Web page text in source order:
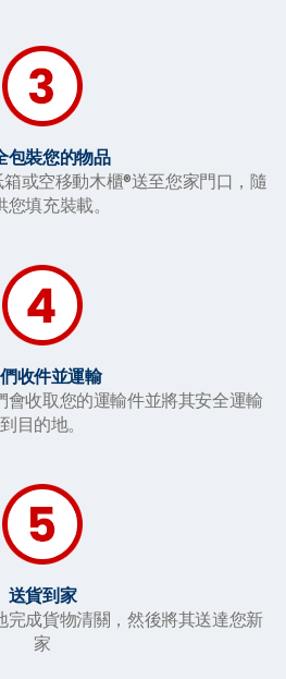
包裝您的物品
或空移動木櫃®送至您家門口，隨
您填充裝載。
收件並運輸
會收取您的運輸件並將其安全運輸
到目的地。
送貨到家
成貨物清關，然後將其送達您新
家